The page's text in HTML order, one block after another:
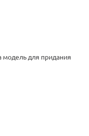
модель для придания